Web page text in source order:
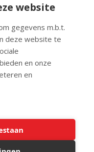
website
gegevens m.b.t.
deze website te
en onze
en
Op alle artikelen rust
.